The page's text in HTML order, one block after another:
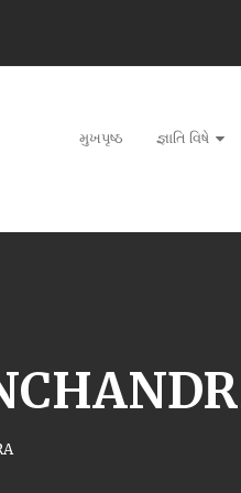
મુખપૃષ્ઠ જ્ઞાતિ વિષે